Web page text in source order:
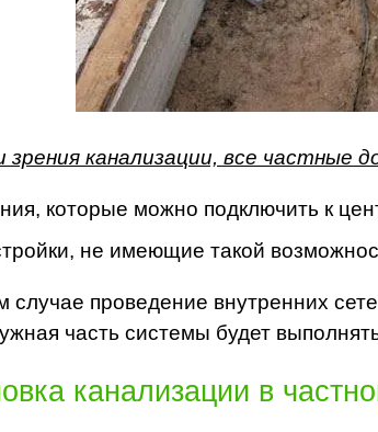
зрения канализации, все частные
которые можно подключить к
не имеющие такой
случае проведение внутренних
часть системы будет
канализации в